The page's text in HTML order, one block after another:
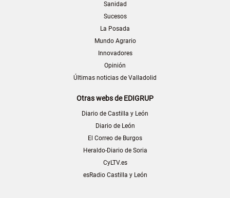
Sanidad
Sucesos
La Posada
Mundo Agrario
Innovadores
Opinión
Últimas noticias de Valladolid
Otras webs de EDIGRUP
Diario de Castilla y León
Diario de León
El Correo de Burgos
Heraldo-Diario de Soria
CyLTV.es
esRadio Castilla y León